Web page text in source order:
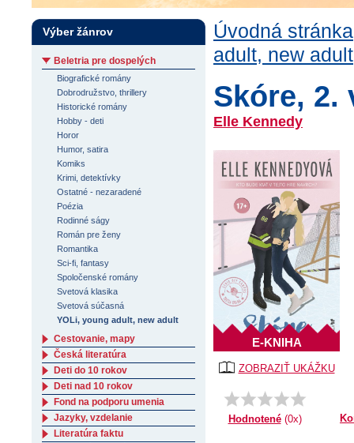
Úvodná stránka
adult, new adult
Skóre, 2.
Elle Kennedy
ZOBRAZIŤ UKÁŽKU
E-KNIHA
Hodnotené(0x)
Výber žánrov
Beletria pre dospelých
Biografické romány
Dobrodružstvo, thrillery
Historické romány
Hobby - deti
Horor
Humor, satira
Komiks
Krimi, detektívky
Ostatné - nezaradené
Poézia
Rodinné ságy
Román pre ženy
Romantika
Sci-fi, fantasy
Spoločenské romány
Svetová klasika
Svetová súčasná
YOLi, young adult, new adult
Cestovanie, mapy
Česká literatúra
Deti do 10 rokov
Deti nad 10 rokov
Fond na podporu umenia
Jazyky, vzdelanie
Literatúra faktu